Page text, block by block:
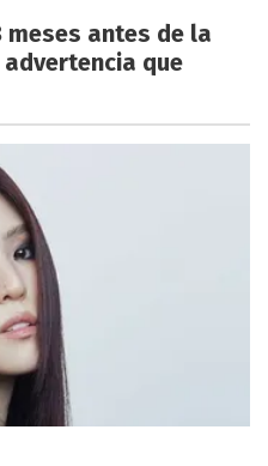
meses antes de la
que